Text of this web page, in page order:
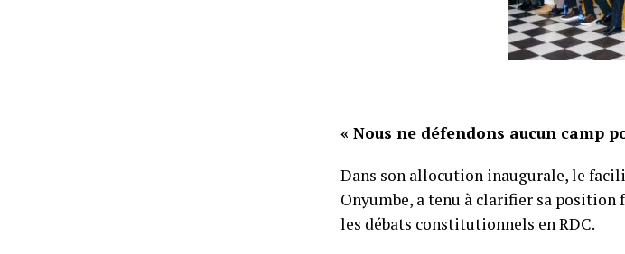
« Nous ne défendons aucun camp
Dans son allocution inaugurale, le
Onyumbe, a tenu à clarifier sa position
les débats constitutionnels en RDC.